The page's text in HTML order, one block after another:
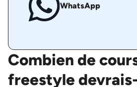
WhatsApp
Combien de
freestyle